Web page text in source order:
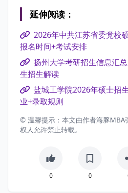
延伸阅读：
2026年中共江苏省委党校
报名时间+考试安排
扬州大学考研招生信息汇
生招生解读
盐城工学院2026年硕士招
业+录取规则
© 温馨提示：本文由作者海豚MBA
权人允许禁止转载。
0 0